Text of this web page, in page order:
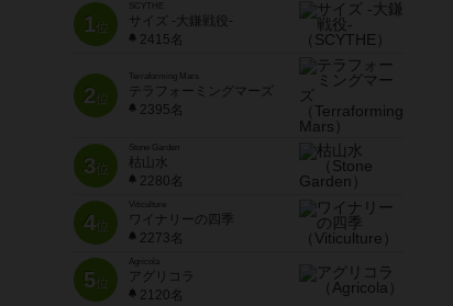
1位
SCYTHE
サイズ -大鎌戦役-
2415名
2位
Terraforming Mars
テラフォーミングマーズ
2395名
3位
Stone Garden
枯山水
2280名
4位
Viticulture
ワイナリーの四季
2273名
5位
Agricola
アグリコラ
2120名